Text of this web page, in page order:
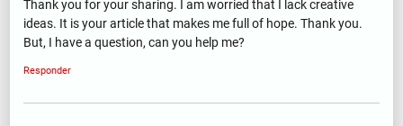
Thank you for your sharing. I am worried that I lack creative
ideas. It is your article that makes me full of hope. Thank you.
But, I have a question, can you help me?
Responder